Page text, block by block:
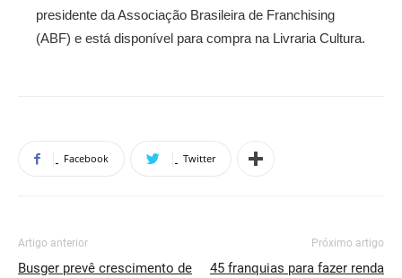
presidente da Associação Brasileira de Franchising
(ABF) e está disponível para compra na Livraria Cultura.
Facebook Twitter
Artigo anterior
Busger prevê crescimento de
Próximo artigo
45 franquias para fazer renda